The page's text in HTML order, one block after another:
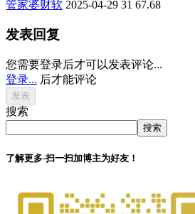
管家婆财软 2025-04-29 31 67.68
发表回复
您需要登录后才可以发表评论...
登录... 后才能评论
搜索
搜索
了解更多-扫一扫加博主为好友！